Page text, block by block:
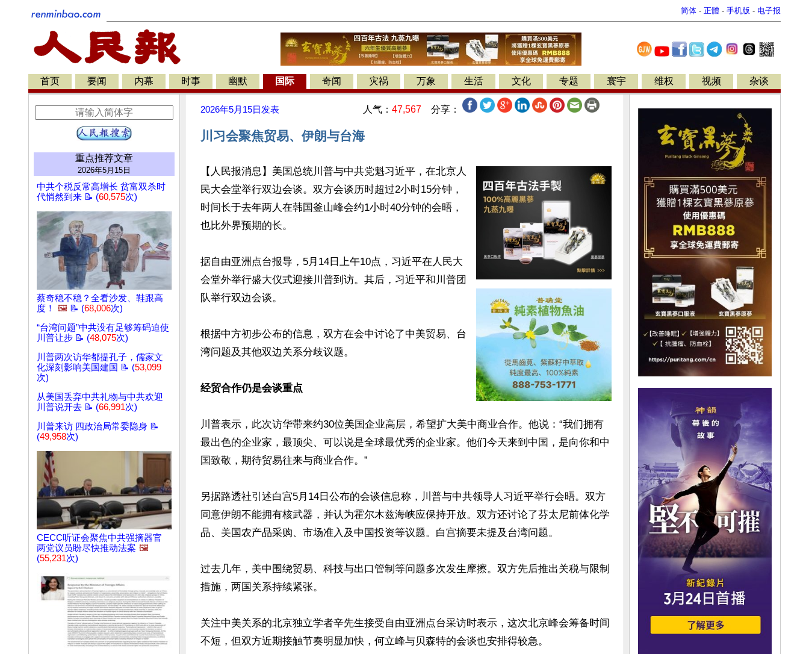
简体 - 正體 - 手机版 - 电子报
首页 要闻 内幕 时事 幽默 国际 奇闻 灾祸 万象 生活 文化 专题 寰宇 维权 视频 杂谈
重点推荐文章
2026年5月15日
中共个税反常高增长 贫富双杀时
代悄然到来 📝 (60,575次)
蔡奇稳不稳？全看沙发、鞋跟高
度！
🖼️ 📝 (68,006次)
“台湾问题”中共没有足够筹码迫使
川普让步 📝 (48,075次)
川普两次访华都提孔子，儒家文
化深刻影响美国建国 📝 (53,099
次)
从美国丢弃中共礼物与中共欢迎
川普说开去 📝 (66,991次)
川普来访 四政治局常委隐身 📝
(49,958次)
CECC听证会聚焦中共强摘器官
两党议员盼尽快推动法案 🖼️
(55,231次)
2026年5月15日 发表 人气： 47,567 分享：
川习会聚焦贸易、伊朗与台海
【人民报消息】美国总统川普与中共党魁习近平，在北京人
民大会堂举行双边会谈。双方会谈历时超过2小时15分钟，
时间长于去年两人在韩国釜山峰会约1小时40分钟的会晤，
也比外界预期的长。
据自由亚洲点台报导，5月14日上午10点，习近平在人民大
会堂外举行盛大仪式迎接川普到访。其后，习近平和川普团
队举行双边会谈。
根据中方初步公布的信息，双方在会中讨论了中美贸易、台
湾问题及其他双边关系分歧议题。
经贸合作仍是会谈重点
川普表示，此次访华带来约30位美国企业高层，希望扩大美中商业合作。他说：“我们拥有
最出色的企业家，最顶尖、可以说是全球最优秀的企业家。他们今天来到中国，是向你和中
国致敬，期待贸易往来与商业合作。”
另据路透社引述白宫5月14日公布的会谈信息称，川普与中共领导人习近平举行会晤。双方
同意伊朗不能拥有核武器，并认为霍尔木兹海峡应保持开放。双方还讨论了芬太尼前体化学
品、美国农产品采购、市场准入及中国投资等议题。白宫摘要未提及台湾问题。
过去几年，美中围绕贸易、科技与出口管制等问题多次发生摩擦。双方先后推出关税与限制
措施，两国关系持续紧张。
关注中美关系的北京独立学者辛先生接受自由亚洲点台采访时表示，这次北京峰会筹备时间
不短，但双方近期接触节奏明显加快，何立峰与贝森特的会谈也安排得较急。